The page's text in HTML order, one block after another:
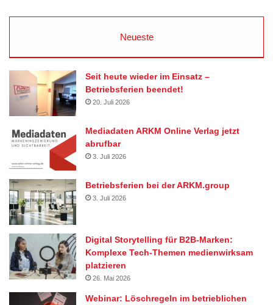
Neueste
Seit heute wieder im Einsatz –
Betriebsferien beendet!
20. Juli 2026
Mediadaten ARKM Online Verlag jetzt
abrufbar
3. Juli 2026
Betriebsferien bei der ARKM.group
3. Juli 2026
Digital Storytelling für B2B-Marken:
Komplexe Tech-Themen medienwirksam
platzieren
26. Mai 2026
Webinar: Löschregeln im betrieblichen